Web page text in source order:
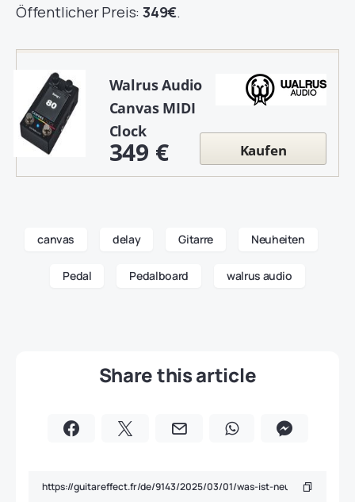
Öffentlicher Preis: 349€.
Walrus Audio
Canvas MIDI
Clock
349 € Kaufen
canvas delay Gitarre Neuheiten
Pedal Pedalboard walrus audio
Share this article